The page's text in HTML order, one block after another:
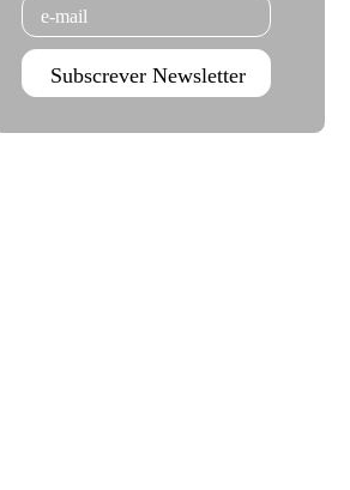
Subscrever Newsletter